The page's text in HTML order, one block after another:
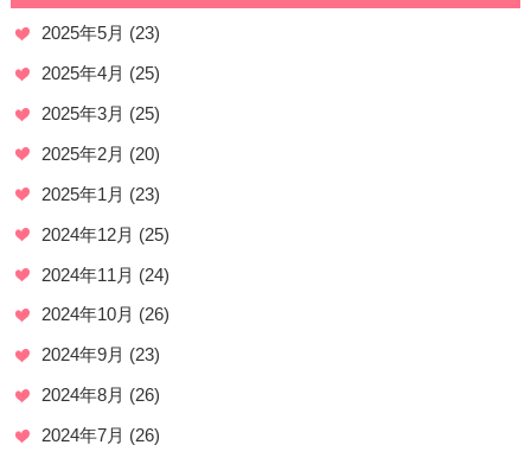
2025年5月 (23)
2025年4月 (25)
2025年3月 (25)
2025年2月 (20)
2025年1月 (23)
2024年12月 (25)
2024年11月 (24)
2024年10月 (26)
2024年9月 (23)
2024年8月 (26)
2024年7月 (26)